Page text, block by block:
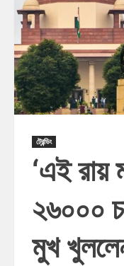
ট্রেন্ডিং
‘এই রায়
২৬০০০
মুখ